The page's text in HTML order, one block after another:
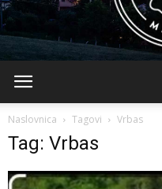
Naslovnica Tagovi Vrbas
Tag: Vrbas